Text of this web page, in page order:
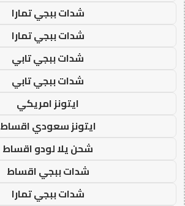
شدات ببجي تمارا
شدات ببجي تمارا
شدات ببجي تابي
شدات ببجي تابي
ايتونز امريكي
ايتونز سعودي اقساط
شحن يلا لودو اقساط
شدات ببجي اقساط
شدات ببجي تمارا